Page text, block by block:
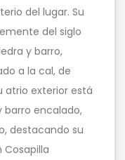
del lugar. Su
del siglo
y barro,
a la cal, de
atrio exterior está
barro encalado,
destacando su
Cosapilla